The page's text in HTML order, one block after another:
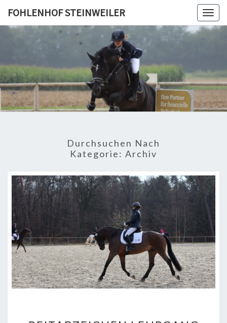
content
FOHLENHOF STEINWEILER
Durchsuchen Nach
Kategorie: Archiv